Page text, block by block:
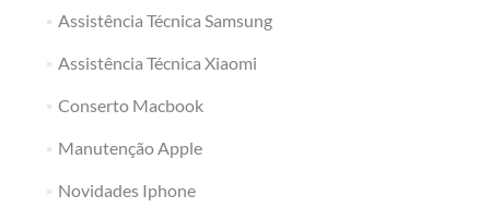
Assistência Técnica Samsung
Assistência Técnica Xiaomi
Conserto Macbook
Manutenção Apple
Novidades Iphone